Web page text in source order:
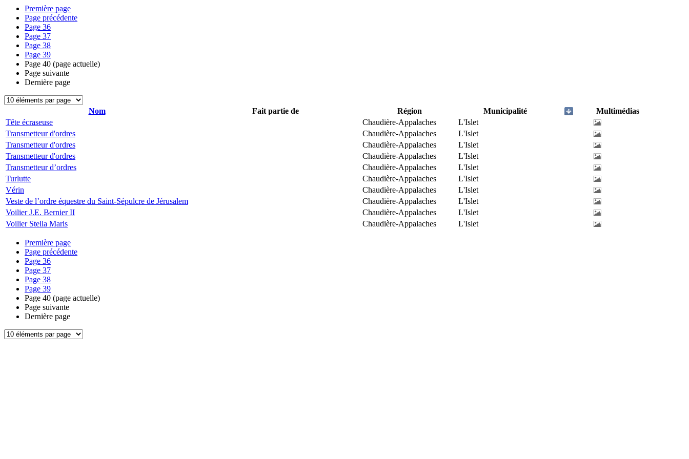
Première page
Page précédente
Page 36
Page 37
Page 38
Page 39
Page 40 (page actuelle)
Page suivante
Dernière page
Nom Fait partie de Région Municipalité
Multimédias
Tête écraseuse
Chaudière-Appalaches
L'Islet
Transmetteur d'ordres
Chaudière-Appalaches
L'Islet
Transmetteur d'ordres
Chaudière-Appalaches
L'Islet
Transmetteur d'ordres
Chaudière-Appalaches
L'Islet
Transmetteur d’ordres
Chaudière-Appalaches
L'Islet
Turlutte
Chaudière-Appalaches
L'Islet
Vérin
Chaudière-Appalaches
L'Islet
Veste de l’ordre équestre du Saint-Sépulcre de Jérusalem
Chaudière-Appalaches
L'Islet
Voilier J.E. Bernier II
Chaudière-Appalaches
L'Islet
Voilier Stella Maris
Chaudière-Appalaches L'Islet
Première page
Page précédente
Page 36
Page 37
Page 38
Page 39
Page 40 (page actuelle)
Page suivante
Dernière page